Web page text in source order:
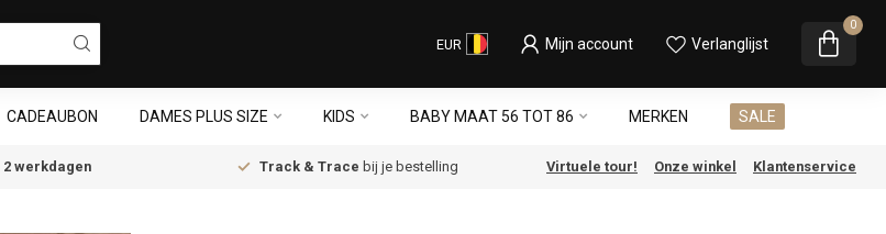
EUR Mijn account Verlanglijst
0
CADEAUBON DAMES PLUS SIZE KIDS BABY MAAT 56 TOT 86 MERKEN SALE
2 werkdagen Track & Trace bij je bestelling Virtuele tour! Onze winkel Klantenservice